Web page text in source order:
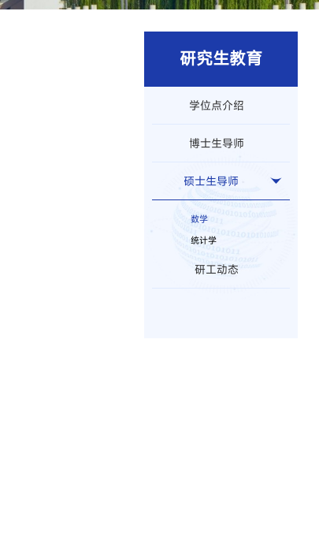
研究生教育
学位点介绍
博士生导师
硕士生导师
数学
统计学
研工动态